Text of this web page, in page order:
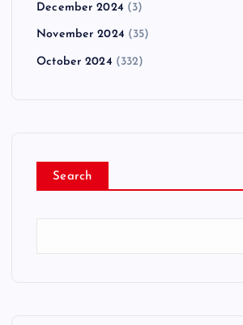
December 2024 (3)
November 2024 (35)
October 2024 (332)
Search